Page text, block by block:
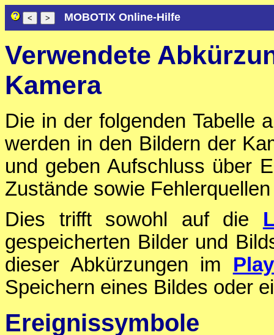
MOBOTIX Online-Hilfe
Verwendete
Kamera
Die in der folgenden Tabelle
werden in den Bildern der
und geben Aufschluss über
Zustände sowie
Dies trifft sowohl auf die
gespeicherten Bilder und
dieser Abkürzungen im
Speichern eines Bildes oder
Ereignissymbole